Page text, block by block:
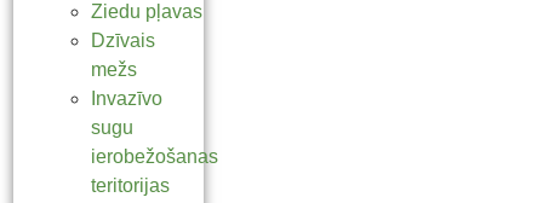
Ziedu pļavas
Dzīvais
mežs
Invazīvo
sugu
ierobežošanas
teritorijas